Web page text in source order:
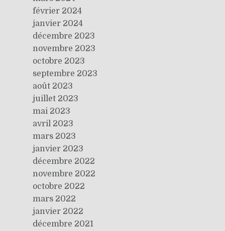
février 2024
janvier 2024
décembre 2023
novembre 2023
octobre 2023
septembre 2023
août 2023
juillet 2023
mai 2023
avril 2023
mars 2023
janvier 2023
décembre 2022
novembre 2022
octobre 2022
mars 2022
janvier 2022
décembre 2021